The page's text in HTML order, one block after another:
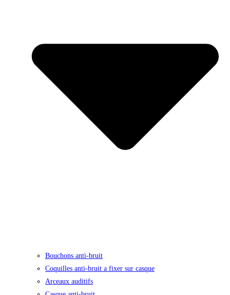
Bouchons anti-bruit
Coquilles anti-bruit a fixer sur casque
Arceaux auditifs